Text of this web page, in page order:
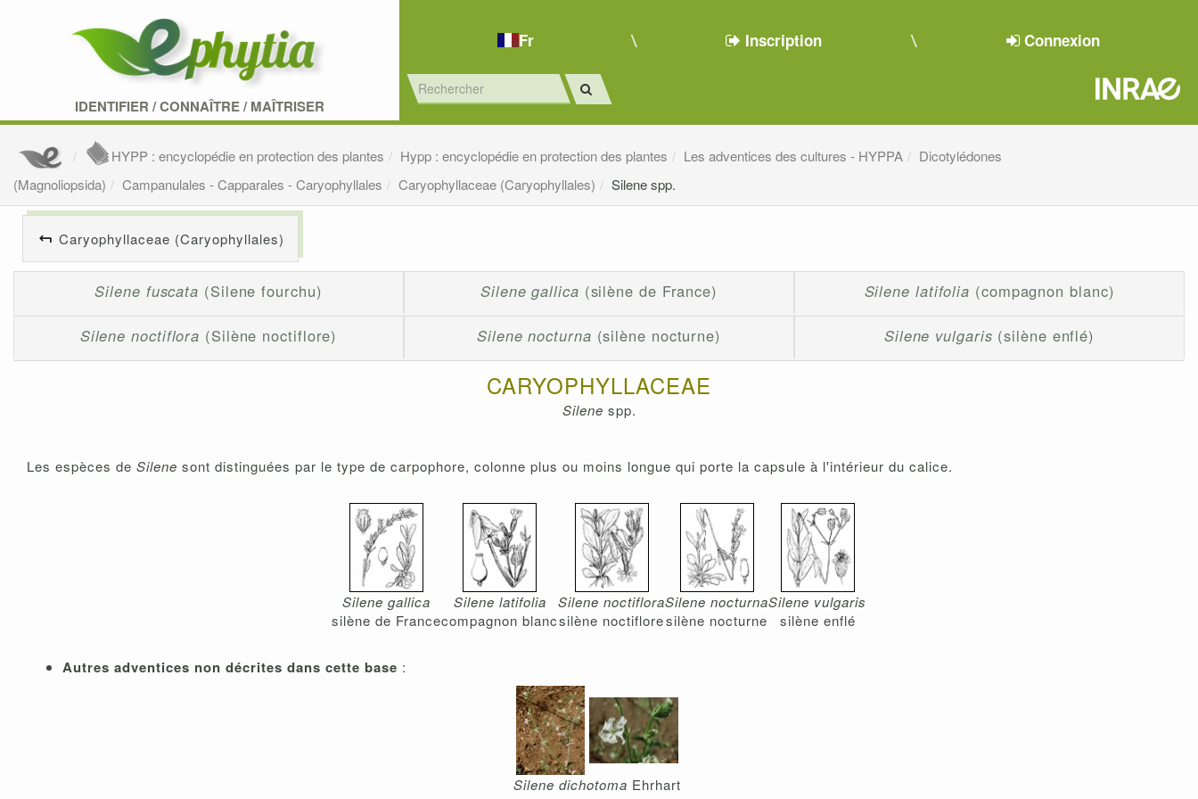
IDENTIFIER /CONNAÎTRE/MAÎTRISER
Fr Inscription Connexion
HYPP : encyclopédie en protection des plantes Hypp : encyclopédie en protection des plantes Les adventices des cultures - HYPPA
Dicotylédones
(Magnoliopsida)
Campanulales - Capparales - Caryophyllales Caryophyllaceae (Caryophyllales) Silene spp.
Caryophyllaceae (Caryophyllales)
Silene fuscata (Silene fourchu) Silene gallica (silène de France) Silene latifolia (compagnon blanc)
Silene noctiflora (Silène noctiflore) Silene nocturna (silène nocturne) Silene vulgaris (silène enflé)
CARYOPHYLLACEAE
Silene spp.
Les espèces de Silene sont distinguées par le type de carpophore, colonne plus ou moins longue qui porte la capsule à l'intérieur du calice.
Silene gallica
silène de France
Silene latifolia
compagnon blanc
Silene noctiflora
silène noctiflore
Silene nocturna
silène nocturne
Silene vulgaris
silène enflé
Autres adventices non décrites dans cette base :
Silene dichotoma Ehrhart